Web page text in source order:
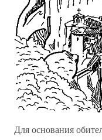
Для основания